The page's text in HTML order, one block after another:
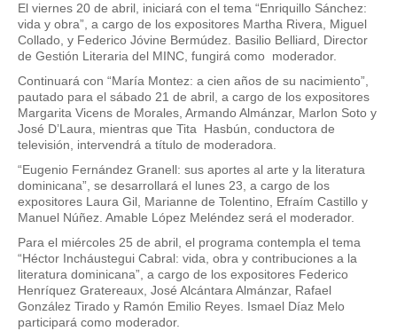
El viernes 20 de abril, iniciará con el tema “Enriquillo Sánchez:
vida y obra”, a cargo de los expositores Martha Rivera, Miguel
Collado, y Federico Jóvine Bermúdez. Basilio Belliard, Director
de Gestión Literaria del MINC, fungirá como moderador.
Continuará con “María Montez: a cien años de su nacimiento”,
pautado para el sábado 21 de abril, a cargo de los expositores
Margarita Vicens de Morales, Armando Almánzar, Marlon Soto y
José D’Laura, mientras que Tita Hasbún, conductora de
televisión, intervendrá a título de moderadora.
“Eugenio Fernández Granell: sus aportes al arte y la literatura
dominicana”, se desarrollará el lunes 23, a cargo de los
expositores Laura Gil, Marianne de Tolentino, Efraím Castillo y
Manuel Núñez. Amable López Meléndez será el moderador.
Para el miércoles 25 de abril, el programa contempla el tema
“Héctor Incháustegui Cabral: vida, obra y contribuciones a la
literatura dominicana”, a cargo de los expositores Federico
Henríquez Gratereaux, José Alcántara Almánzar, Rafael
González Tirado y Ramón Emilio Reyes. Ismael Díaz Melo
participará como moderador.